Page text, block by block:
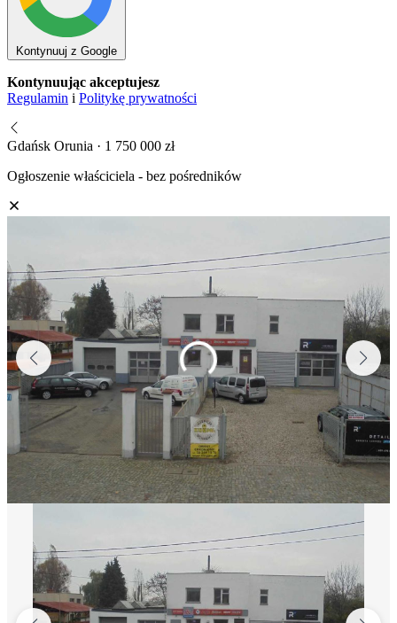
Kontynuuj z Google
Kontynuując akceptujesz
Regulamin i Politykę prywatności
Gdańsk Orunia · 1 750 000 zł
Ogłoszenie właściciela - bez pośredników